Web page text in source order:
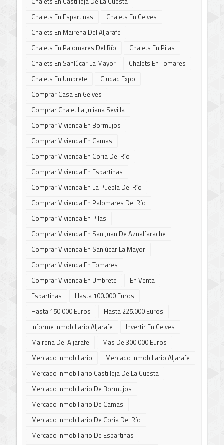
Chalets En Espartinas
Chalets En Gelves
Chalets En Mairena Del Aljarafe
Chalets En Palomares Del Río
Chalets En Pilas
Chalets En Sanlúcar La Mayor
Chalets En Tomares
Chalets En Umbrete
Ciudad Expo
Comprar Casa En Gelves
Comprar Chalet La Juliana Sevilla
Comprar Vivienda En Bormujos
Comprar Vivienda En Camas
Comprar Vivienda En Coria Del Río
Comprar Vivienda En Espartinas
Comprar Vivienda En La Puebla Del Río
Comprar Vivienda En Palomares Del Río
Comprar Vivienda En Pilas
Comprar Vivienda En San Juan De Aznalfarache
Comprar Vivienda En Sanlúcar La Mayor
Comprar Vivienda En Tomares
Comprar Vivienda En Umbrete
En Venta
Espartinas
Hasta 100.000 Euros
Hasta 150.000 Euros
Hasta 225.000 Euros
Informe Inmobiliario Aljarafe
Invertir En Gelves
Mairena Del Aljarafe
Mas De 300.000 Euros
Mercado Inmobiliario
Mercado Inmobiliario Aljarafe
Mercado Inmobiliario Castilleja De La Cuesta
Mercado Inmobiliario De Bormujos
Mercado Inmobiliario De Camas
Mercado Inmobiliario De Coria Del Río
Mercado Inmobiliario De Espartinas